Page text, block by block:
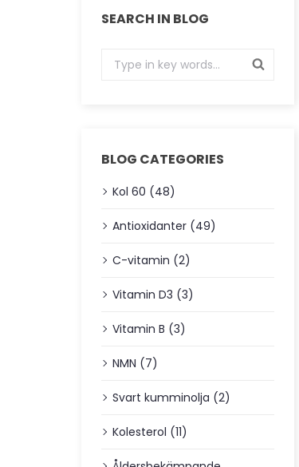
SEARCH IN BLOG
BLOG CATEGORIES
Kol 60 (48)
Antioxidanter (49)
C-vitamin (2)
Vitamin D3 (3)
Vitamin B (3)
NMN (7)
Svart kumminolja (2)
Kolesterol (11)